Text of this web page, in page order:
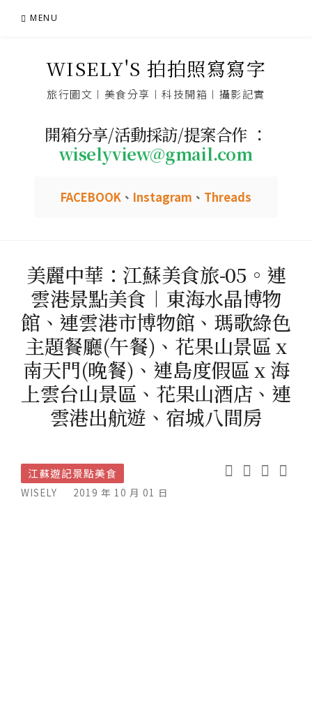
MENU
WISELY'S 拍拍照寫寫字
旅行圖文︱美食分享︱科技開箱︱攝影記實
開箱分享/活動採訪/提案合作 ：
wiselyview@gmail.com
FACEBOOK 、 Instagram 、 Threads
美麗中華：江蘇美食旅-05。連
雲港景點美食︱東海水晶博物
館、連雲港市博物館、瑪歌綠色
主題餐廳(午餐)、花果山景區 x
南天門(晚餐)、連島度假區 x 海
上雲台山景區、花果山酒店、連
雲港出航遊、宿城八間房
江蘇遊記景點美食
WISELY 2019 年 10 月 01 日